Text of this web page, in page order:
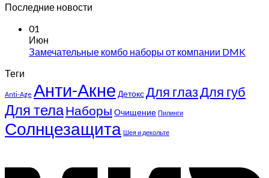
Последние новости
01
Июн
Замечательные комбо наборы от компании DMK
Теги
Anti-Age Анти-Акне ДетоксДля глазДля губ
Для телаНаборы Очищение Пилинги
Солнцезащита Шея и декольте